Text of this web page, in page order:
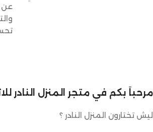
عن
مرحباً بكم في متجر المنزل النادر
ليش تختارون المنزل النادر ؟